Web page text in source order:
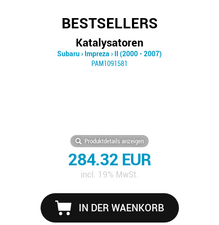
BESTSELLERS
Katalysatoren
Subaru› Impreza ›
II (2000 - 2007)
PAM1091581
Produktdetails anzeigen
284.32 EUR
incl. 19% MwSt.
IN DER WAENKORB